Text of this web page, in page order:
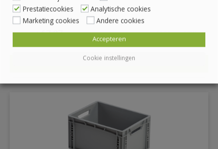
€7.27 €8.80inc. BTW
BEKIJKEN
Prestatiecookies
Analytische cookies
Marketing cookies
Andere cookies
Cookie instellingen
Accepteren